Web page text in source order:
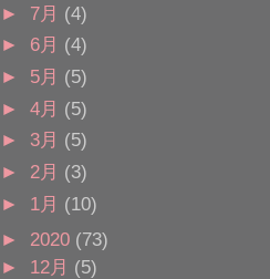
► 7月 (4)
► 6月 (4)
► 5月 (5)
► 4月 (5)
► 3月 (5)
► 2月 (3)
► 1月 (10)
► 2020 (73)
► 12月 (5)